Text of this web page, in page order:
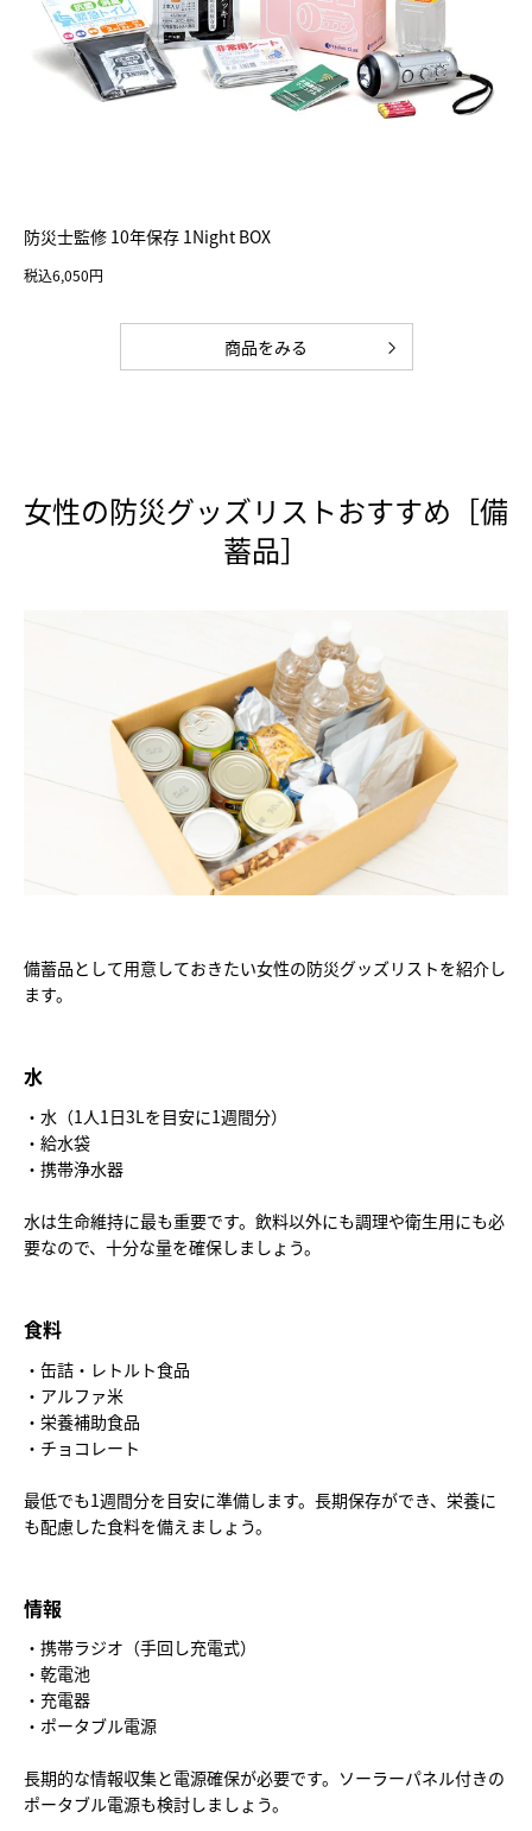
防災士監修 10年保存 1Night BOX
税込6,050円
商品をみる
女性の防災グッズリストおすすめ［備
蓄品］
備蓄品として用意しておきたい女性の防災グッズリストを紹介し
ます。
水
・水（1人1日3Lを目安に1週間分）
・給水袋
・携帯浄水器
水は生命維持に最も重要です。飲料以外にも調理や衛生用にも必
要なので、十分な量を確保しましょう。
食料
・缶詰・レトルト食品
・アルファ米
・栄養補助食品
・チョコレート
最低でも1週間分を目安に準備します。長期保存ができ、栄養に
も配慮した食料を備えましょう。
情報
・携帯ラジオ（手回し充電式）
・乾電池
・充電器
・ポータブル電源
長期的な情報収集と電源確保が必要です。ソーラーパネル付きの
ポータブル電源も検討しましょう。